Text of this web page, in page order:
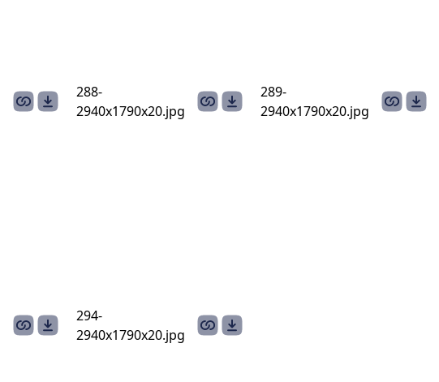
288-
2940х1790x20.jpg
289-
2940х1790x20.jpg
294-
2940х1790x20.jpg